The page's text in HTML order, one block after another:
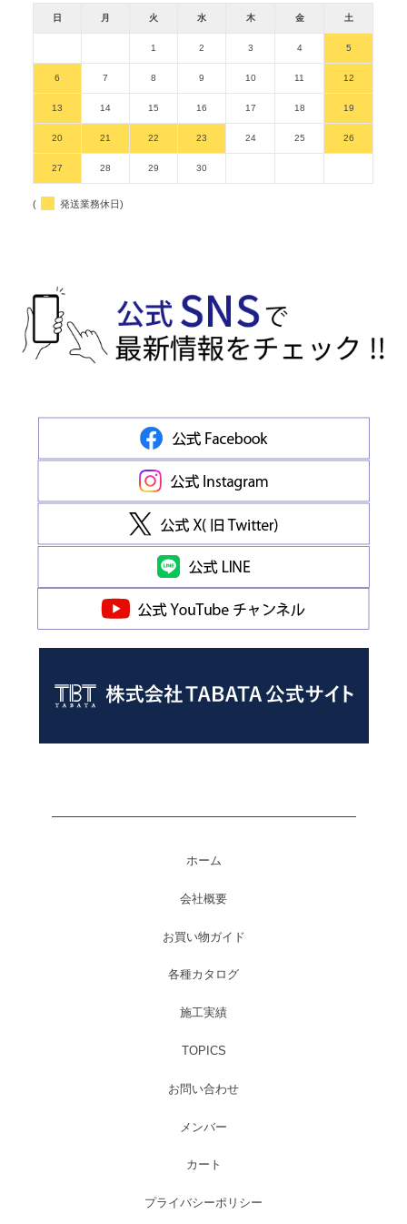
日 月 火 水 木 金 土
1 2 3 4 5
6 7 8 9 10 11 12
13 14 15 16 17 18 19
20 21 22 23 24 25 26
27 28 29 30
( 発送業務休日)
ホーム
会社概要
お買い物ガイド
各種カタログ
施工実績
TOPICS
お問い合わせ
メンバー
カート
プライバシーポリシー